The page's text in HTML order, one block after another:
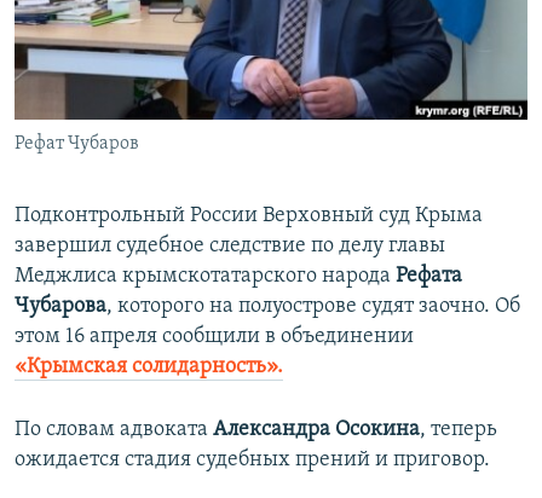
ПОБЕДИТЕЛЕЙ НЕ СУДЯТ?
КРЫМ.НЕПОКОРЕННЫЙ
УКРАИНСКАЯ ПРОБЛЕМА КРЫМА
ПРИСОЕДИНЯЙТЕСЬ!
Рефат Чубаров
Подконтрольный России Верховный суд Крыма
завершил судебное следствие по делу главы
Меджлиса крымскотатарского народа Рефата
Чубарова, которого на полуострове судят заочно. Об
этом 16 апреля сообщили в объединении
«Крымская солидарность».
По словам адвоката Александра Осокина, теперь
ожидается стадия судебных прений и приговор.